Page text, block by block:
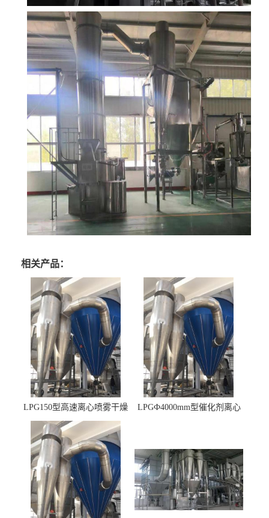
相关产品：
LPG150型高速离心喷雾干燥
机 φ2.85m
LPGФ4000mm型催化剂离心